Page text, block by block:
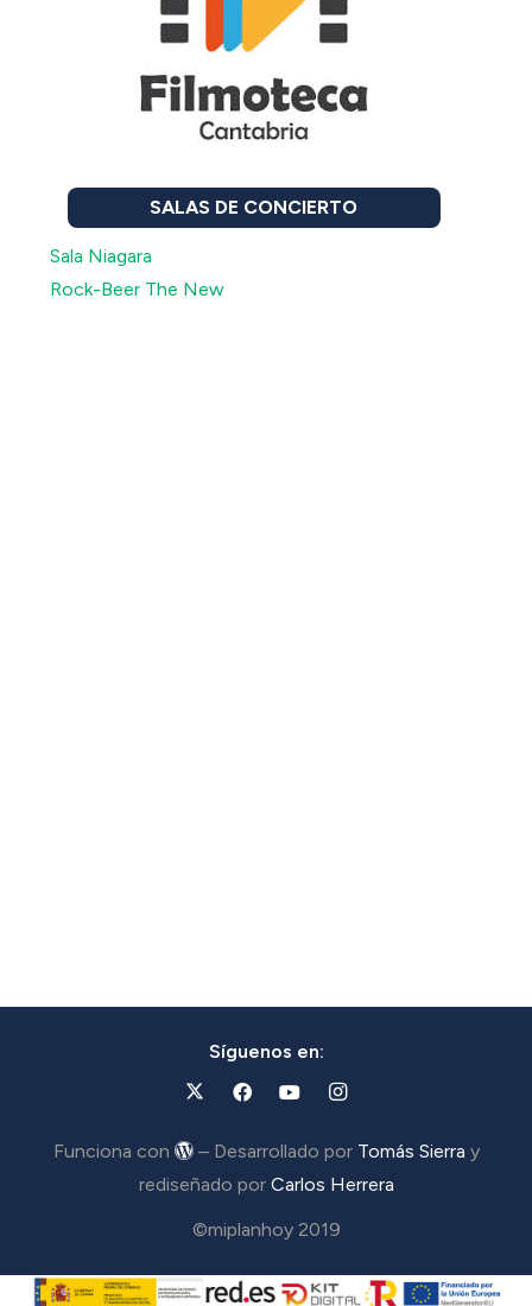
SALAS DE CONCIERTO
Sala Niagara
Rock-Beer The New
Síguenos en:
Funciona con – Desarrollado por Tomás Sierra y
rediseñado por Carlos Herrera
©miplanhoy 2019